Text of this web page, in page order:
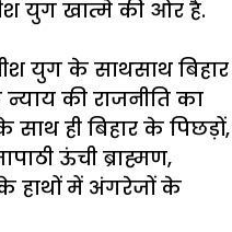
युग खात्मे की ओर है.
युग के साथसाथ बिहार
न्याय की राजनीति का
साथ ही बिहार के पिछड़ों,
ऊंची ब्राह्मण,
हाथों में अंगरेजों के